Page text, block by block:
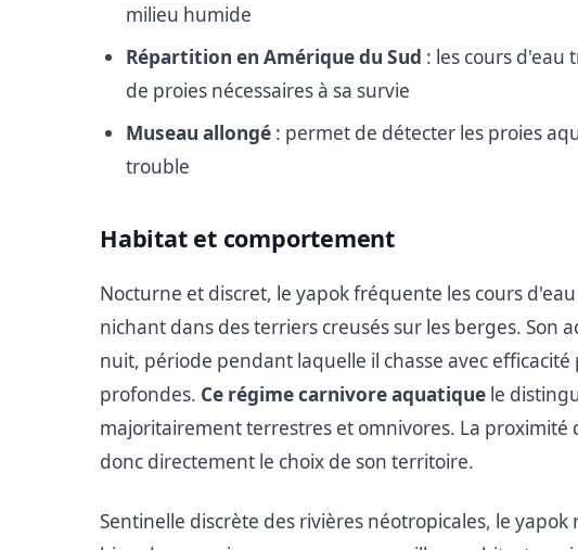
milieu humide
Répartition en Amérique du Sud : les cours
de proies nécessaires à sa survie
Museau allongé : permet de détecter les proies
trouble
Habitat et comportement
Nocturne et discret, le yapok fréquente les cours
nichant dans des terriers creusés sur les berges. Son
nuit, période pendant laquelle il chasse avec
profondes. Ce régime carnivore aquatique le
majoritairement terrestres et omnivores. La
donc directement le choix de son territoire.
Sentinelle discrète des rivières néotropicales, le